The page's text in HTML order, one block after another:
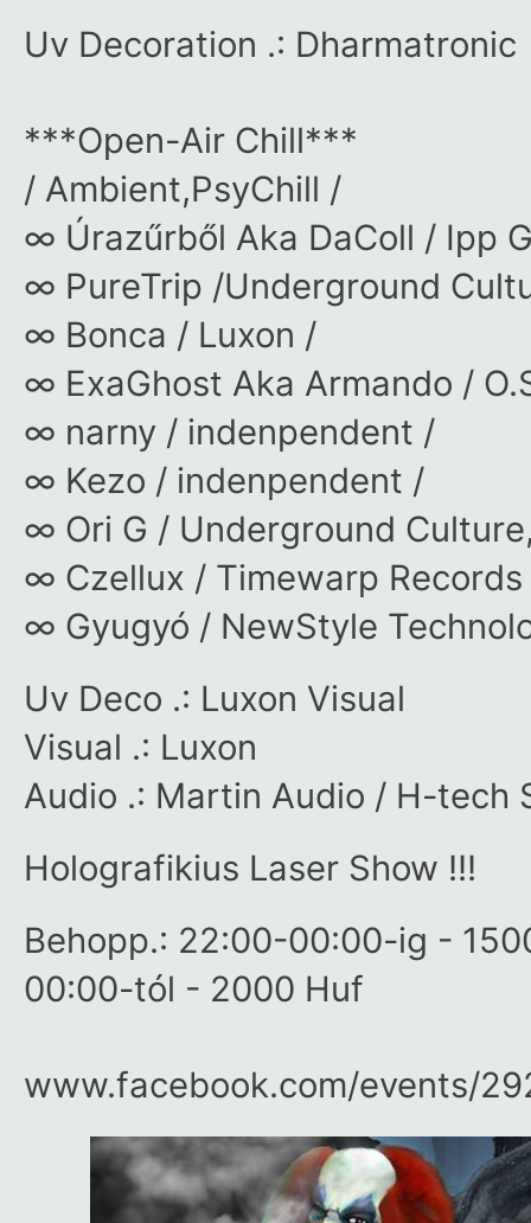
Uv Decoration .: Dharmatronic
***Open-Air Chill***
/ Ambient,PsyChill /
∞ Úrazűrből Aka DaColl / Ipp
∞ PureTrip /Underground
∞ Bonca / Luxon /
∞ ExaGhost Aka Armando /
∞ narny / indenpendent /
∞ Kezo / indenpendent /
∞ Ori G / Underground
∞ Czellux / Timewarp Records
∞ Gyugyó / NewStyle
Uv Deco .: Luxon Visual
Visual .: Luxon
Audio .: Martin Audio / H-tech
Holografikius Laser Show !!!
Behopp.: 22:00-00:00-ig -
00:00-tól - 2000 Huf
www.facebook.com/​events/​